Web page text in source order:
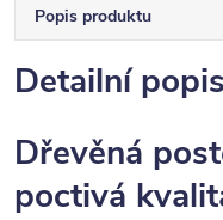
Popis produktu
Detailní
Dřevěná
poctivá